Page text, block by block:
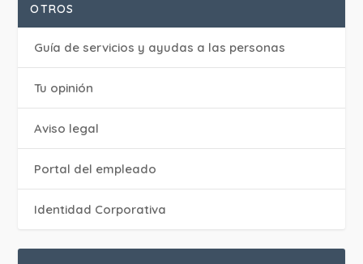
OTROS
Guía de servicios y ayudas a las personas
Tu opinión
Aviso legal
Portal del empleado
Identidad Corporativa